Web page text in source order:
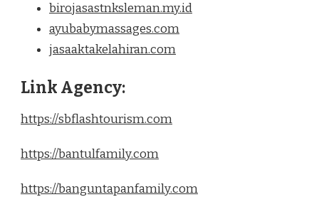
birojasastnksleman.my.id
ayubabymassages.com
jasaaktakelahiran.com
Link Agency:
https://sbflashtourism.com
https://bantulfamily.com
https://banguntapanfamily.com